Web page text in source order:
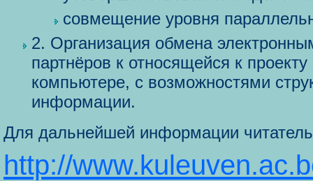
совмещение уровня
2. Организация обмена
партнёров к относящейся к
компьютере, с возможностями
информации.
Для дальнейшей информации
http://